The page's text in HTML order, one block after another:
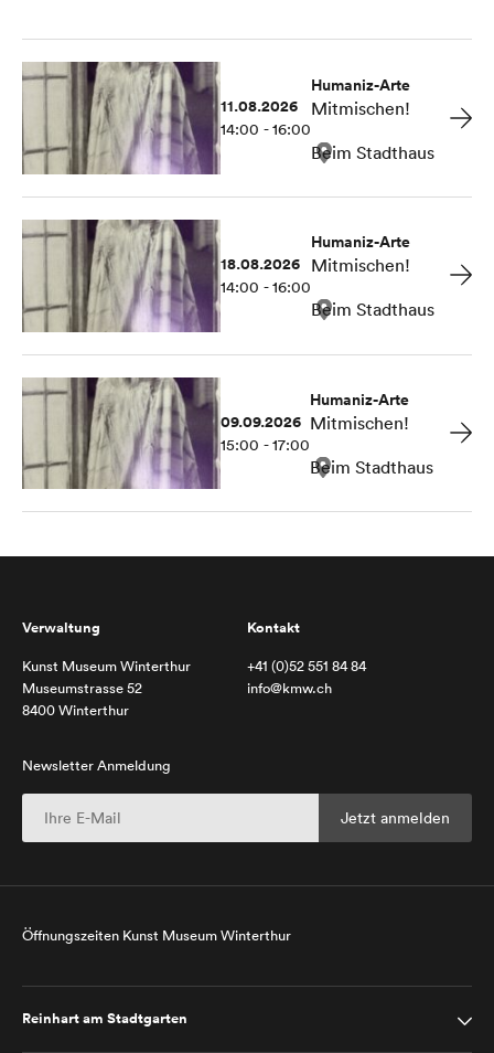
11.08.2026
14:00 - 16:00
Humaniz-Arte
Mitmischen!
Beim Stadthaus
18.08.2026
14:00 - 16:00
Humaniz-Arte
Mitmischen!
Beim Stadthaus
09.09.2026
15:00 - 17:00
Humaniz-Arte
Mitmischen!
Beim Stadthaus
Verwaltung
Kunst Museum Winterthur
Museumstrasse 52
8400 Winterthur
Kontakt
+41 (0)52 551 84 84
info@kmw.ch
Newsletter Anmeldung
Öffnungszeiten Kunst Museum Winterthur
Reinhart am Stadtgarten